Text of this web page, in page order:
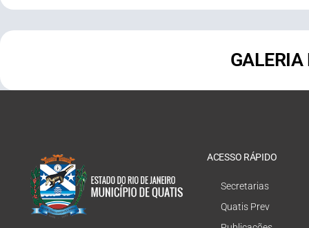
GALERIA
ACESSO RÁPIDO
Secretarias
Quatis Prev